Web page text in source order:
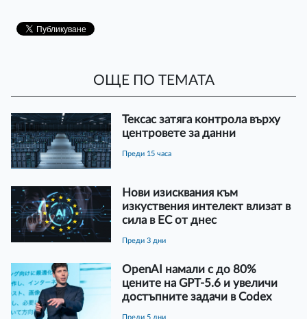
ОЩЕ ПО ТЕМАТА
Тексас затяга контрола върху
центровете за данни
преди 15 часа
Нови изисквания към
изкуствения интелект влизат в
сила в ЕС от днес
преди 3 дни
OpenAI намали с до 80%
цените на GPT-5.6 и увеличи
достъпните задачи в Codex
преди 5 дни